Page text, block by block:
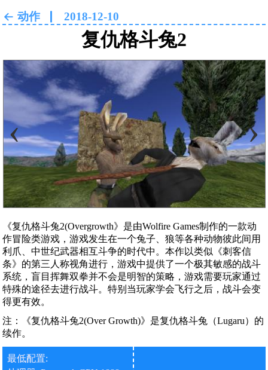
动作 2018-12-10
复仇格斗兔2
‹ ›
《复仇格斗兔2(Overgrowth》是由Wolfire Games制作的一款动
作冒险类游戏，游戏发生在一个兔子、狼等各种动物彼此间用
利爪、中世纪武器相互斗争的时代中。本作以类似《刺客信
条》的第三人称视角进行，游戏中提供了一个极其敏感的战斗
系统，盲目挥舞双拳并不会是明智的策略，游戏需要玩家通过
特殊的途径去进行战斗。特别当玩家学会飞行之后，战斗会变
得更有效。
注：《复仇格斗兔2(Over Growth)》是复仇格斗兔（Lugaru）的
续作。
最低配置: